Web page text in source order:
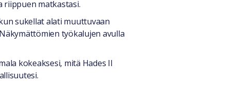
matkastasi.
sukellat alati muuttuvaan
työkalujen avulla
kokeaksesi, mitä Hades II